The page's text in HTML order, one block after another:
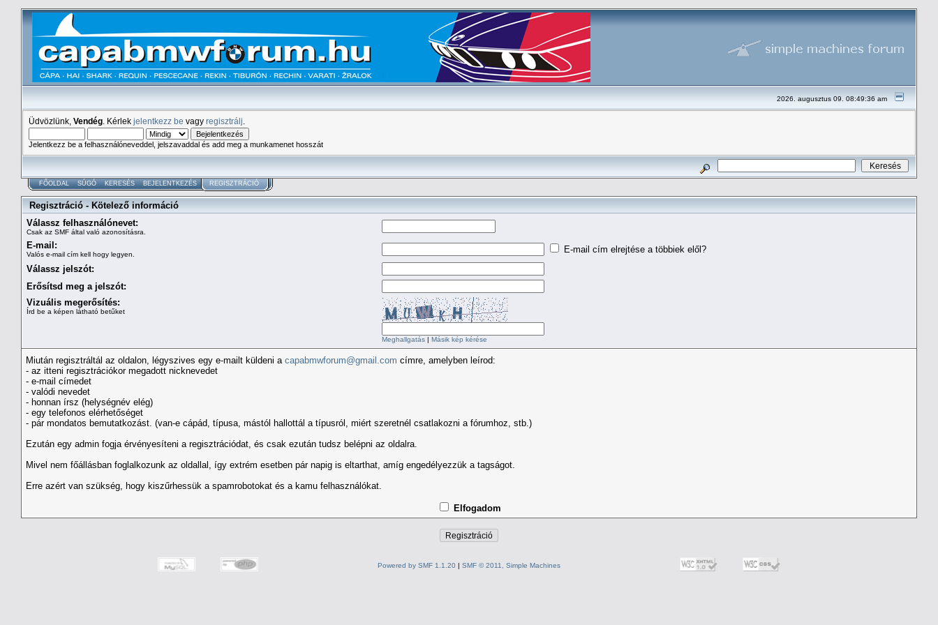
2026. augusztus 09. 08:49:36 am
Üdvözlünk, Vendég . Kérlek jelentkezz be vagy regisztrálj
Jelentkezz be a felhasználóneveddel, jelszavaddal és add meg a munkamenet hosszát
FŐOLDAL SÚGÓ KERESÉS BEJELENTKEZÉS REGISZTRÁCIÓ
Regisztráció - Kötelező információ
Válassz felhasználónevet:
Csak az SMF által való azonosításra.
E-mail:
Valós e-mail cím kell hogy legyen.
E-mail cím elrejtése a többiek elől?
Válassz jelszót:
Erősítsd meg a jelszót:
Vizuális megerősítés:
Írd be a képen látható betűket
Meghallgatás | Másik kép kérése
Miután regisztráltál az oldalon, légyszives egy e-mailt küldeni a capabmwforum@gmail.com címre, amelyben leírod:
- az itteni regisztrációkor megadott nicknevedet
- e-mail címedet
- valódi nevedet
- honnan írsz (helységnév elég)
- egy telefonos elérhetőséget
- pár mondatos bemutatkozást. (van-e cápád, típusa, mástól hallottál a típusról, miért szeretnél csatlakozni a fórumhoz, stb.)
Ezután egy admin fogja érvényesíteni a regisztrációdat, és csak ezután tudsz belépni az oldalra.
Mivel nem főállásban foglalkozunk az oldallal, így extrém esetben pár napig is eltarthat, amíg engedélyezzük a tagságot.
Erre azért van szükség, hogy kiszűrhessük a spamrobotokat és a kamu felhasználókat.
Elfogadom
Powered by SMF 1.1.20 | SMF © 2011, Simple Machines